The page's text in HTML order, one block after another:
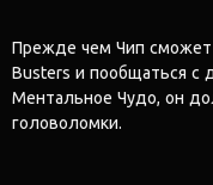
Прежде чем Чип сможет
Busters и пообщаться с
Ментальное Чудо, он
головоломки.